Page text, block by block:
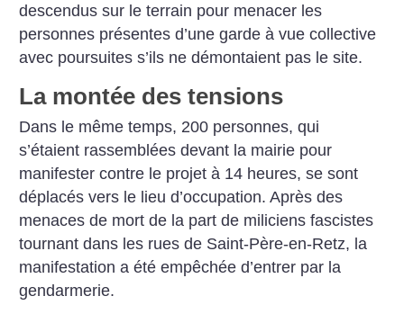
descendus sur le terrain pour menacer les
personnes présentes d’une garde à vue collective
avec poursuites s’ils ne démontaient pas le site.
La montée des tensions
Dans le même temps, 200 personnes, qui
s’étaient rassemblées devant la mairie pour
manifester contre le projet à 14 heures, se sont
déplacés vers le lieu d’occupation. Après des
menaces de mort de la part de miliciens fascistes
tournant dans les rues de Saint-Père-en-Retz, la
manifestation a été empêchée d’entrer par la
gendarmerie.